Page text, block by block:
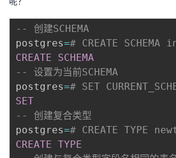
-- 创建SCHEMA
postgres=# CREATE SCHEMA
CREATE
SCHEMA
-- 设置为当前SCHEMA
postgres=# SET
SET
-- 创建复合类型
postgres=# CREATE TYPE
CREATE TYPE